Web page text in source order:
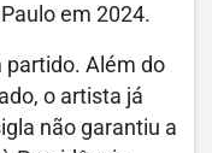
em 2024.
partido. Além do
o artista já
não garantiu a